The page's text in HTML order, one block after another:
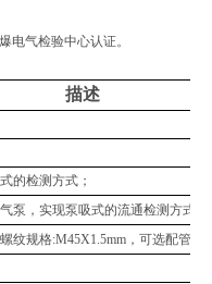
电气检验中心认证。
描述
的检测方式；
泵，实现泵吸式的流通检测方式
纹规格:M45X1.5mm，可选配管